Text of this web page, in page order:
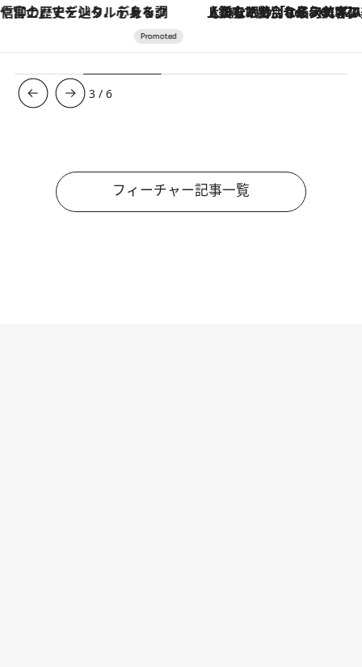
【銀座で出合う最旬美容】美髪ケアや上質な眠り…セルフケアのアップデートから、特別な名入れギフトまで。大人のための「ReFa GINZA」クルーズ 【夏限定ディナーコース】旬を
3 /6
フィーチャー記事一覧